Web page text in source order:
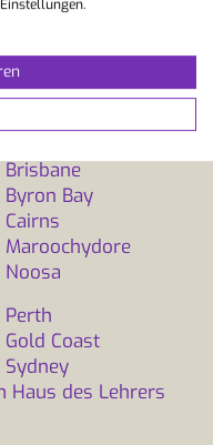
des Lehrers
Bay
Coast
Haus des Lehrers